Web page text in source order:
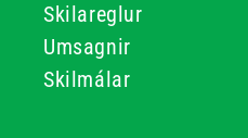
Skilareglur
Umsagnir
Skilmálar